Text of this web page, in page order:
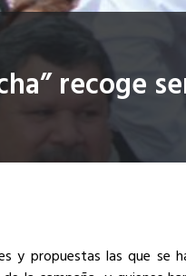
recoge
y propuestas las que se